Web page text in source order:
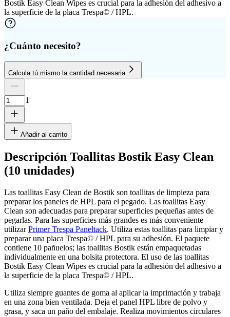
Bostik Easy Clean Wipes es crucial para la adhesión del adhesivo a
la superficie de la placa Trespa© / HPL.
¿Cuánto necesito?
Calcula tú mismo la cantidad necesaria
Cantidad de placas
Altura
Ancho
Eliminar fila
1
cm
Agregar otra placa
1
Añadir al carrito
Descripción Toallitas Bostik Easy Clean
(10 unidades)
Las toallitas Easy Clean de Bostik son toallitas de limpieza para
preparar los paneles de HPL para el pegado. Las toallitas Easy
Clean son adecuadas para preparar superficies pequeñas antes de
pegarlas. Para las superficies más grandes es más conveniente
utilizarPrimer Trespa Paneltack. Utiliza estas toallitas para limpiar y
preparar una placa Trespa© / HPL para su adhesión. El paquete
contiene 10 pañuelos; las toallitas Bostik están empaquetadas
individualmente en una bolsita protectora. El uso de las toallitas
Bostik Easy Clean Wipes es crucial para la adhesión del adhesivo a
la superficie de la placa Trespa© / HPL.
Utiliza siempre guantes de goma al aplicar la imprimación y trabaja
en una zona bien ventilada. Deja el panel HPL libre de polvo y
grasa, y saca un paño del embalaje. Realiza movimientos circulares